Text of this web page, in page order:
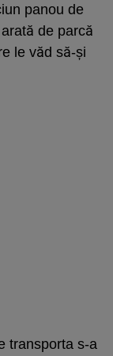
panou de
de parcă
le văd să-și
transporta s-a